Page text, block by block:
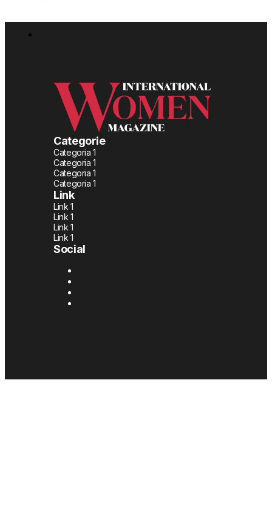
Categorie
Categoria 1
Categoria 1
Categoria 1
Categoria 1
Link
Link 1
Link 1
Link 1
Link 1
Social